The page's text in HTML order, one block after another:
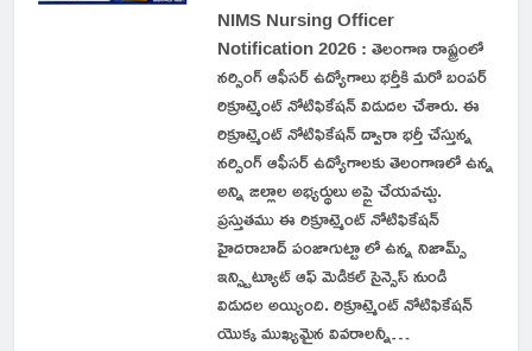
NIMS Nursing Officer
Notification 2026 : తెలంగాణ రాష్ట్రంలో
నర్సింగ్ ఆఫీసర్ ఉద్యోగాలు భర్తీకి మరో బంపర్
రిక్రూట్మెంట్ నోటిఫికేషన్ విడుదల చేశారు. ఈ
రిక్రూట్మెంట్ నోటిఫికేషన్ ద్వారా భర్తీ చేస్తున్న
నర్సింగ్ ఆఫీసర్ ఉద్యోగాలకు తెలంగాణలో ఉన్న
అన్ని జిల్లాల అభ్యర్థులు అప్లై చేయవచ్చు.
ప్రస్తుతము ఈ రిక్రూట్మెంట్ నోటిఫికేషన్
హైదరాబాద్ పంజాగుట్టా లో ఉన్న నిజామ్స్
ఇన్స్టిట్యూట్ ఆఫ్ మెడికల్ సైన్సెస్ నుండి
విడుదల అయ్యింది. రిక్రూట్మెంట్ నోటిఫికేషన్
యొక్క ముఖ్యమైన వివరాలన్నీ…